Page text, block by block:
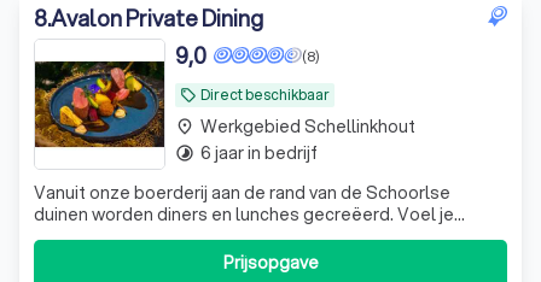
8.Avalon Private Dining
local_offer Direct beschikbaar
(8)
9,0
Vanuit onze boerderij aan de rand van de Schoorlse
duinen worden diners en lunches gecreëerd. Voel je
welkom op ‘t landgoed Avalon of laat je op locatie in de
Prijsopgave
place Werkgebied Schellinkhout
timelapse 6 jaar in bedrijf